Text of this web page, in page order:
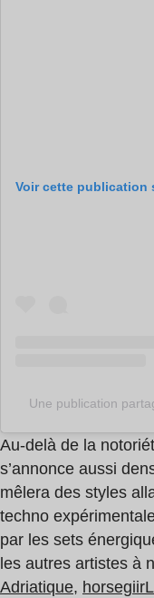
Voir cette publication
Une publication
Au-delà de la
s’annonce aussi
mêlera des styles
techno
par les sets
les autres artistes à
Adriatique, horsegiirL